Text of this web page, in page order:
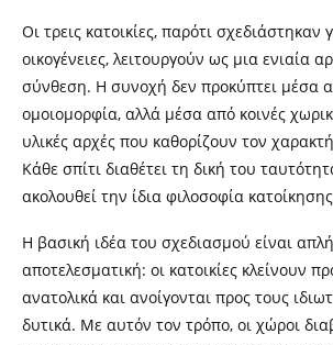
Οι τρεις κατοικίες, παρότι σχεδιάστηκαν
οικογένειες, λειτουργούν ως μια ενιαία
σύνθεση. Η συνοχή δεν προκύπτει μέσα
ομοιομορφία, αλλά μέσα από κοινές
υλικές αρχές που καθορίζουν τον
Κάθε σπίτι διαθέτει τη δική του
ακολουθεί την ίδια φιλοσοφία
Η βασική ιδέα του σχεδιασμού είναι
αποτελεσματική: οι κατοικίες κλείνουν
ανατολικά και ανοίγονται προς τους
δυτικά. Με αυτόν τον τρόπο, οι χώροι